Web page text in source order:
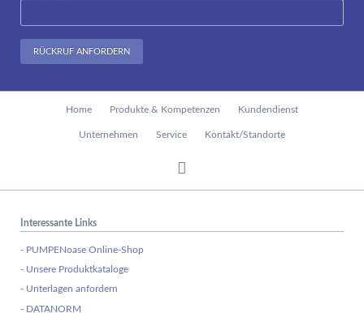
RÜCKRUF ANFORDERN
Home Produkte & Kompetenzen Kundendienst
Unternehmen Service Kontakt/Standorte
Interessante Links
- PUMPENoase Online-Shop
- Unsere Produktkataloge
- Unterlagen anfordern
- DATANORM